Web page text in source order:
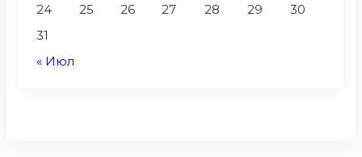
« Июл
24
25 26 27 28 29
30
31